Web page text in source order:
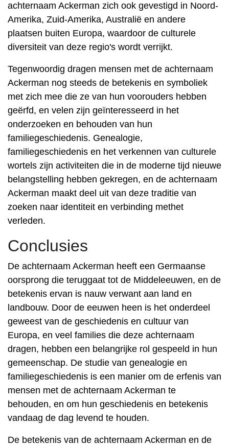
achternaam Ackerman zich ook gevestigd in Noord-
Amerika, Zuid-Amerika, Australië en andere
plaatsen buiten Europa, waardoor de culturele
diversiteit van deze regio's wordt verrijkt.
Tegenwoordig dragen mensen met de achternaam
Ackerman nog steeds de betekenis en symboliek
met zich mee die ze van hun voorouders hebben
geërfd, en velen zijn geïnteresseerd in het
onderzoeken en behouden van hun
familiegeschiedenis. Genealogie,
familiegeschiedenis en het verkennen van culturele
wortels zijn activiteiten die in de moderne tijd nieuwe
belangstelling hebben gekregen, en de achternaam
Ackerman maakt deel uit van deze traditie van
zoeken naar identiteit en verbinding methet
verleden.
Conclusies
De achternaam Ackerman heeft een Germaanse
oorsprong die teruggaat tot de Middeleeuwen, en de
betekenis ervan is nauw verwant aan land en
landbouw. Door de eeuwen heen is het onderdeel
geweest van de geschiedenis en cultuur van
Europa, en veel families die deze achternaam
dragen, hebben een belangrijke rol gespeeld in hun
gemeenschap. De studie van genealogie en
familiegeschiedenis is een manier om de erfenis van
mensen met de achternaam Ackerman te
behouden, en om hun geschiedenis en betekenis
vandaag de dag levend te houden.
De betekenis van de achternaam Ackerman en de